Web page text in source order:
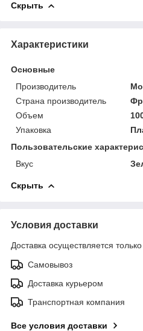
Скрыть
Характеристики
Основные
Производитель
Страна производитель
Объем
Упаковка
Пользовательские
Вкус
Скрыть
Условия доставки
Доставка осуществляется
Самовывоз
Доставка курьером
Транспортная компания
Все условия доставки